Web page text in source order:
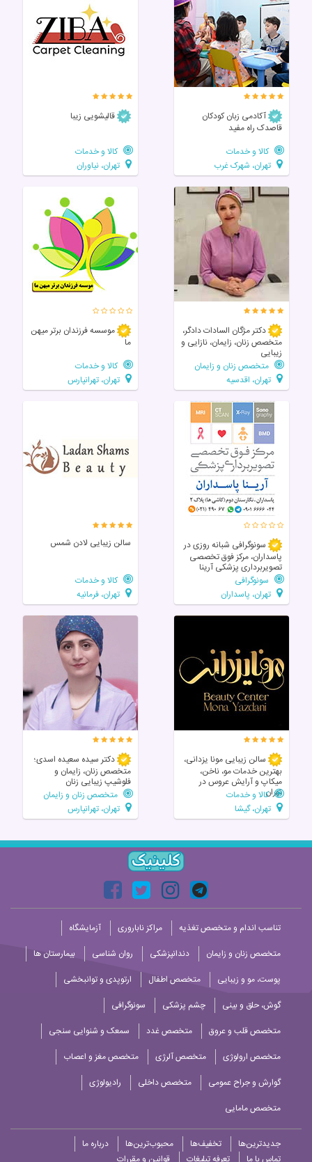
آکادمی زبان کودکان
قاصدک راه مفید
کالا و خدمات
تهران، شهرک غرب
قالیشویی زیبا
کالا و خدمات
تهران، نیاوران
دکتر مژگان السادات دادگر،
متخصص زنان، زایمان، نازایی و
زیبایی
متخصص زنان و زایمان
تهران، اقدسیه
موسسه فرزندان برتر میهن
ما
کالا و خدمات
تهران، تهرانپارس
سونوگرافی شبانه روزی در
پاسداران، مرکز فوق تخصصی
تصویربرداری پزشکی آرینا
سونوگرافی
تهران، پاسداران
سالن زیبایی لادن شمس
کالا و خدمات
تهران، فرمانیه
سالن زیبایی مونا یزدانی،
بهترین خدمات مو، ناخن،
میکاپ و آرایش عروس در
تهرانکالا و خدمات
تهران، گیشا
دکتر سیده سعیده اسدی؛
متخصص زنان، زایمان و
فلوشیپ زیبایی زنان
متخصص زنان و زایمان
تهران، تهرانپارس
تناسب اندام و متخصص تغذیه مراکز ناباروری
آزمایشگاه
متخصص زنان و زایمان
دندانپزشکی روان شناسی
بیمارستان ها
پوست، مو و زیبایی
متخصص اطفال
ارتوپدی و توانبخشی
گوش، حلق و بینی
چشم پزشکی
سونوگرافی
متخصص قلب و عروق
متخصص غدد
سمعک و شنوایی سنجی
متخصص ارولوژی
متخصص آلرژی
متخصص مغز و اعصاب
گوارش و جراح عمومی
متخصص داخلی
رادیولوژی
متخصص مامایی
جدیدترین‌ها تخفیف‌ها محبوب‌ترین‌ها
درباره ما
تماس با ما
تعرفه تبلیغات قوانین و مقررات